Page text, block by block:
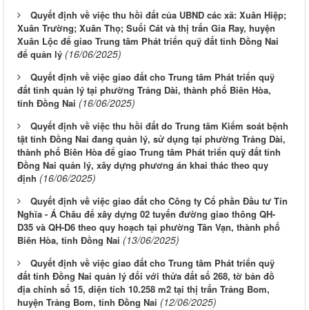
Quyết định về việc thu hồi đất của UBND các xã: Xuân Hiệp;
Xuân Trường; Xuân Thọ; Suối Cát và thị trấn Gia Ray, huyện
Xuân Lộc để giao Trung tâm Phát triển quỹ đất tỉnh Đồng Nai
để quản lý (16/06/2025)
Quyết định về việc giao đất cho Trung tâm Phát triển quỹ
đất tỉnh quản lý tại phường Trảng Dài, thành phố Biên Hòa,
tỉnh Đồng Nai (16/06/2025)
Quyết định về việc thu hồi đất do Trung tâm Kiểm soát bệnh
tật tỉnh Đồng Nai đang quản lý, sử dụng tại phường Trảng Dài,
thành phố Biên Hòa để giao Trung tâm Phát triển quỹ đất tỉnh
Đồng Nai quản lý, xây dựng phương án khai thác theo quy
định (16/06/2025)
Quyết định về việc giao đất cho Công ty Cổ phần Đầu tư Tín
Nghĩa - Á Châu để xây dựng 02 tuyến đường giao thông QH-
D35 và QH-D6 theo quy hoạch tại phường Tân Vạn, thành phố
Biên Hòa, tỉnh Đồng Nai (13/06/2025)
Quyết định về việc giao đất cho Trung tâm Phát triển quỹ
đất tỉnh Đồng Nai quản lý đối với thửa đất số 268, tờ bản đồ
địa chính số 15, diện tích 10.258 m2 tại thị trấn Trảng Bom,
huyện Trảng Bom, tỉnh Đồng Nai (12/06/2025)